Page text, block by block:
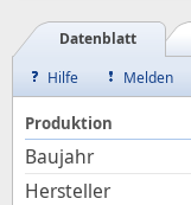
Datenblatt
Hilfe
Melden
Produktion
Baujahr
Hersteller